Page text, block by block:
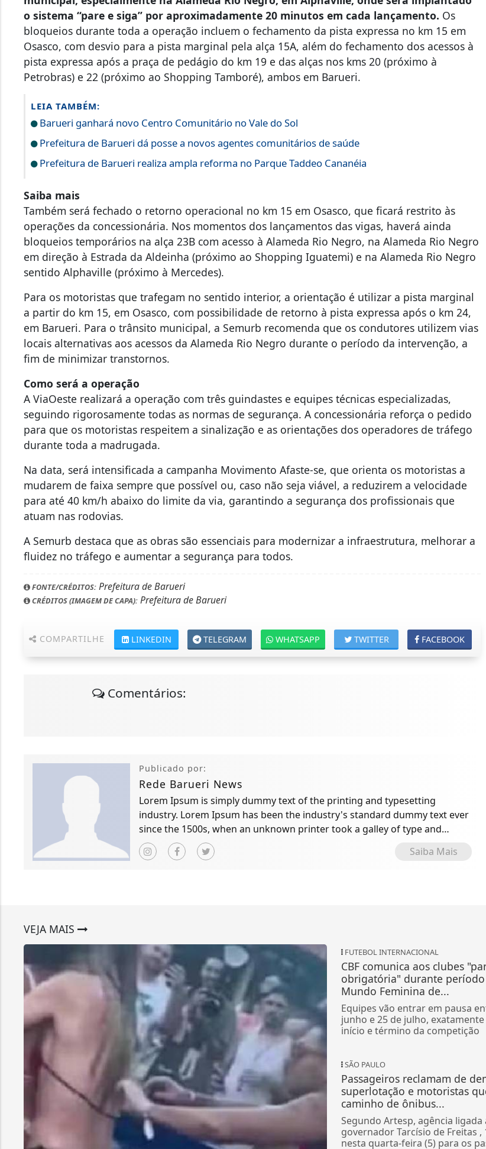
o sistema “pare e siga” por aproximadamente 20 minutos em cada lançamento. Os
bloqueios durante toda a operação incluem o fechamento da pista expressa no km 15 em
Osasco, com desvio para a pista marginal pela alça 15A, além do fechamento dos acessos à
pista expressa após a praça de pedágio do km 19 e das alças nos kms 20 (próximo à
Petrobras) e 22 (próximo ao Shopping Tamboré), ambos em Barueri.
LEIA TAMBÉM:
Barueri ganhará novo Centro Comunitário no Vale do Sol
Prefeitura de Barueri dá posse a novos agentes comunitários de saúde
Prefeitura de Barueri realiza ampla reforma no Parque Taddeo Cananéia
Saiba mais
Também será fechado o retorno operacional no km 15 em Osasco, que ficará restrito às
operações da concessionária. Nos momentos dos lançamentos das vigas, haverá ainda
bloqueios temporários na alça 23B com acesso à Alameda Rio Negro, na Alameda Rio Negro
em direção à Estrada da Aldeinha (próximo ao Shopping Iguatemi) e na Alameda Rio Negro
sentido Alphaville (próximo à Mercedes).
Para os motoristas que trafegam no sentido interior, a orientação é utilizar a pista marginal
a partir do km 15, em Osasco, com possibilidade de retorno à pista expressa após o km 24,
em Barueri. Para o trânsito municipal, a Semurb recomenda que os condutores utilizem vias
locais alternativas aos acessos da Alameda Rio Negro durante o período da intervenção, a
fim de minimizar transtornos.
Como será a operação
A ViaOeste realizará a operação com três guindastes e equipes técnicas especializadas,
seguindo rigorosamente todas as normas de segurança. A concessionária reforça o pedido
para que os motoristas respeitem a sinalização e as orientações dos operadores de tráfego
durante toda a madrugada.
Na data, será intensificada a campanha Movimento Afaste-se, que orienta os motoristas a
mudarem de faixa sempre que possível ou, caso não seja viável, a reduzirem a velocidade
para até 40 km/h abaixo do limite da via, garantindo a segurança dos profissionais que
atuam nas rodovias.
A Semurb destaca que as obras são essenciais para modernizar a infraestrutura, melhorar a
fluidez no tráfego e aumentar a segurança para todos.
FONTE/CRÉDITOS: Prefeitura de Barueri
CRÉDITOS (IMAGEM DE CAPA): Prefeitura de Barueri
COMPARTILHE FACEBOOK
TWITTER
WHATSAPP
TELEGRAM
LINKEDIN
Comentários:
Publicado por:
Rede Barueri News
Lorem Ipsum is simply dummy text of the printing and typesetting
industry. Lorem Ipsum has been the industry's standard dummy text ever
since the 1500s, when an unknown printer took a galley of type and
scrambled it to make a type specimen book.
Saiba Mais
VEJA MAIS
FUTEBOL INTERNACIONAL
CBF comunica aos clubes
obrigatória" durante período
Mundo Feminina de...
Equipes vão entrar em pausa
junho e 25 de julho,
início e término da competição
SÃO PAULO
Passageiros reclamam de
superlotação e motoristas
caminho de ônibus...
Segundo Artesp, agência ligada
governador Tarcísio de Freitas ,
nesta quarta-feira (5) para os